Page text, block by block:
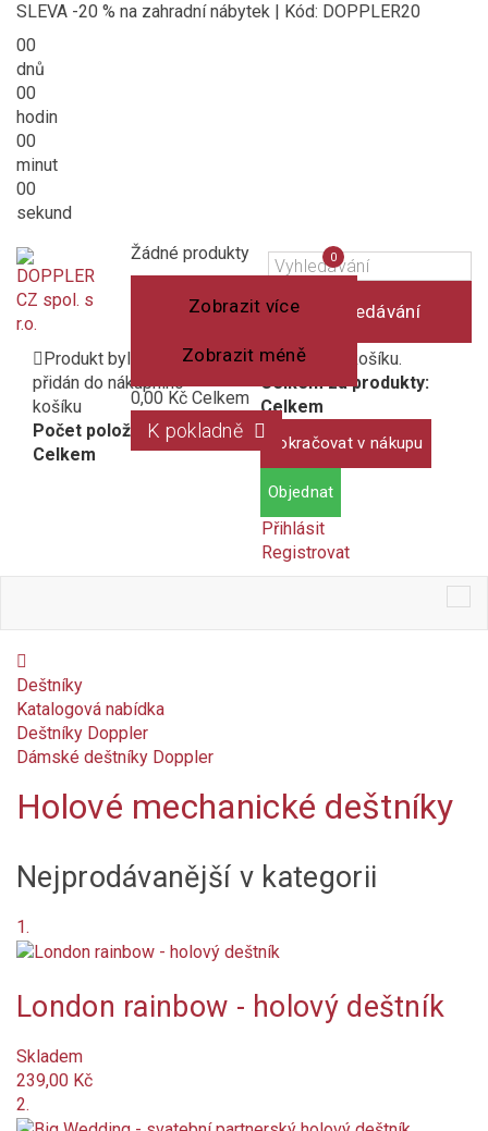
SLEVA -20 % na zahradní nábytek | Kód: DOPPLER20
00
dnů
00
hodin
00
minut
00
sekund
Vyhledávání
Košík
(prázdný)
Žádné produkty
Zobrazit více
Zobrazit méně
0,00 Kč Celkem
K pokladně
Produkt byl úspěšně
přidán do nákupního
košíku
Počet položek:
Celkem
1 produkt v košíku.
Celkem za produkty:
Celkem
Pokračovat v nákupu
Objednat
Přihlásit
Registrovat
Porovnání
produktů
0
Deštníky
Katalogová nabídka
Deštníky Doppler
Dámské deštníky Doppler
Kč
Kč
Skladem
Na objednání
Není skladem
Nové produkty
Holové mechanické deštníky
Nejprodávanější v kategorii
1.
London rainbow - holový deštník
Skladem
239,00 Kč
2.